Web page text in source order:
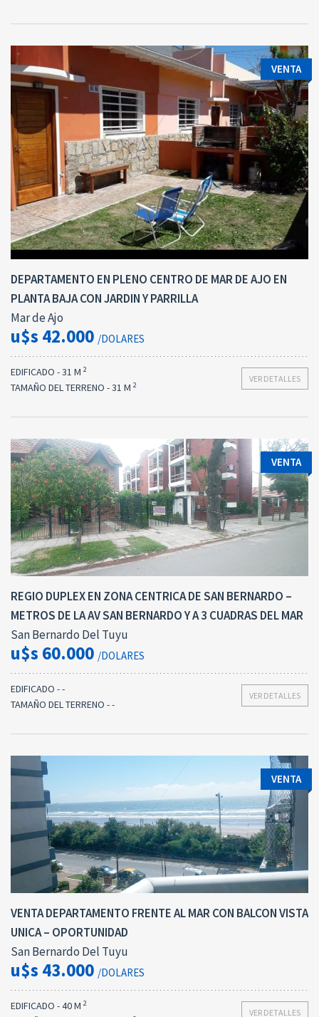
VENTA
DEPARTAMENTO EN PLENO CENTRO DE MAR DE AJO EN
PLANTA BAJA CON JARDIN Y PARRILLA
Mar de Ajo
u$s 42.000 /DOLARES
VER DETALLES
EDIFICADO - 31 M 2
TAMAÑO DEL TERRENO - 31 M 2
VENTA
REGIO DUPLEX EN ZONA CENTRICA DE SAN BERNARDO –
METROS DE LA AV SAN BERNARDO Y A 3 CUADRAS DEL MAR
San Bernardo Del Tuyu
u$s 60.000 /DOLARES
VER DETALLES
EDIFICADO - -
TAMAÑO DEL TERRENO - -
VENTA
VENTA DEPARTAMENTO FRENTE AL MAR CON BALCON VISTA
UNICA – OPORTUNIDAD
San Bernardo Del Tuyu
u$s 43.000 /DOLARES
VER DETALLES
EDIFICADO - 40 M 2